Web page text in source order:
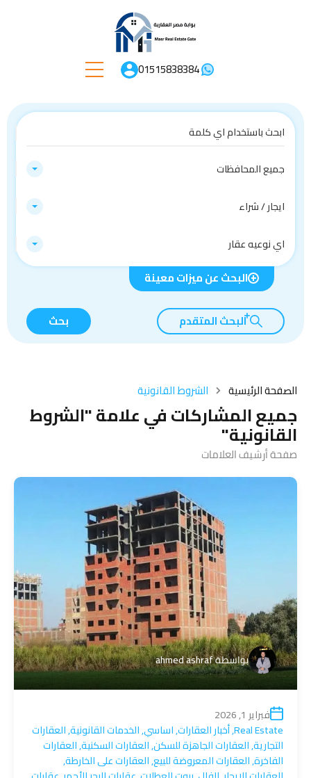
01515838384
جميع المحافظات
ايجار / شراء
اي نوعيه عقار
البحث عن ميزات معينة
البحث المتقدم بحث
الصفحة الرئيسية الشروط القانونية
جميع المشاركات في علامة "الشروط
القانونية"
صفحة أرشيف العلامات
بواسطةahmed ashraf
فبراير 1, 2026
Real Estate
,أخبار العقارات,اساسي,الخدمات القانونية,العقارات
التجارية,العقارات الجاهزة للسكن,العقارات السكنية,العقارات
الفاخرة,العقارات المعروضة للبيع,العقارات على الخارطة,